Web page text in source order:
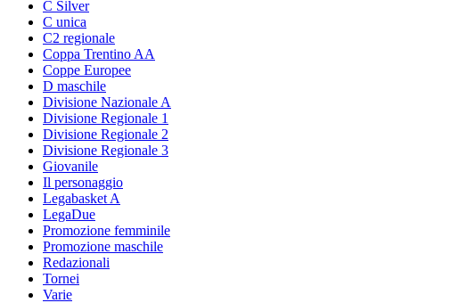
C Silver
C unica
C2 regionale
Coppa Trentino AA
Coppe Europee
D maschile
Divisione Nazionale A
Divisione Regionale 1
Divisione Regionale 2
Divisione Regionale 3
Giovanile
Il personaggio
Legabasket A
LegaDue
Promozione femminile
Promozione maschile
Redazionali
Tornei
Varie